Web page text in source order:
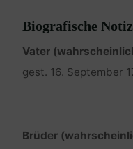
Biografische
Vater
gest. 16. September
Brüder